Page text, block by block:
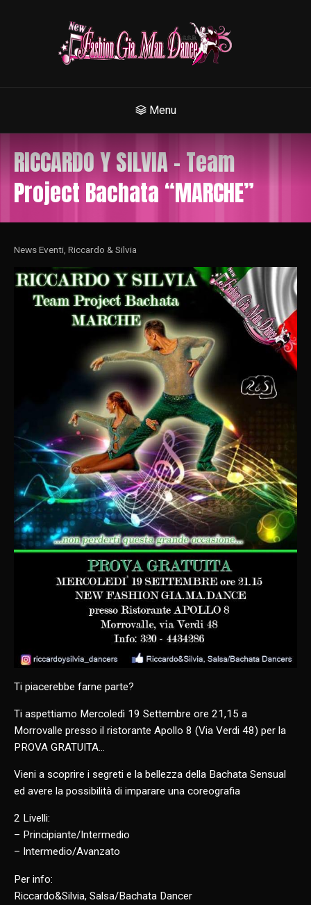
Menu
RICCARDO Y SILVIA – Team
Project Bachata “MARCHE”
News Eventi Riccardo & Silvia
Ti piacerebbe farne parte?
Ti aspettiamo Mercoledì 19 Settembre ore 21,15 a
Morrovalle presso il ristorante Apollo 8 (Via Verdi 48) per la
PROVA GRATUITA…
Vieni a scoprire i segreti e la bellezza della Bachata Sensual
ed avere la possibilità di imparare una coreografia
2 Livelli:
– Principiante/Intermedio
– Intermedio/Avanzato
Per info:
Riccardo&Silvia, Salsa/Bachata Dancer